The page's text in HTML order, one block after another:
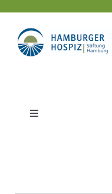
Zum
Inhalt
springen
Toggle